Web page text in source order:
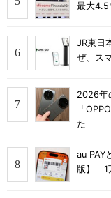
最大
JR東日
ぜ、ス
2026年
「
た
au PAY
版】 1